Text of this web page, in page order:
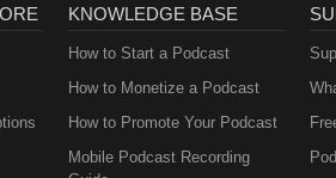
KNOWLEDGE BASE
How to Start a Podcast
How to Monetize a Podcast
How to Promote Your Podcast
Mobile Podcast Recording